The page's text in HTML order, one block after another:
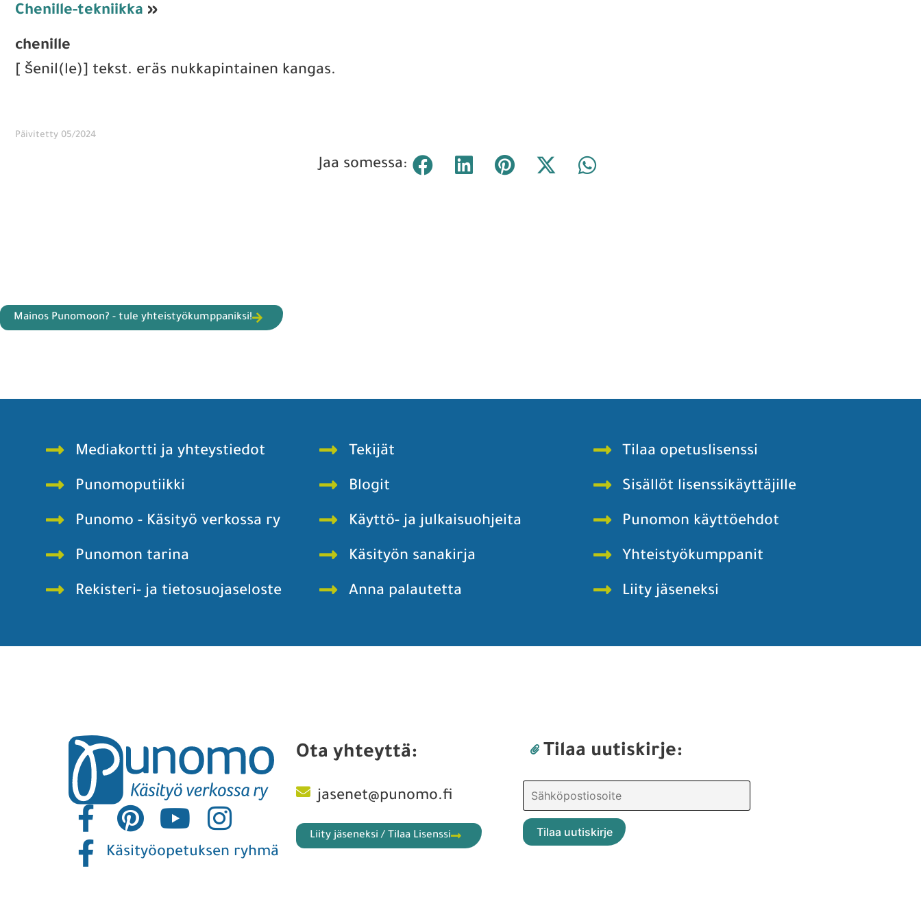
Chenille-tekniikka »
chenille
[ šenil(le)] tekst. eräs nukkapintainen kangas.
Päivitetty 05/2024
Jaa somessa:
Mainos Punomoon? - tule yhteistyökumppaniksi!
Mediakortti ja yhteystiedot
Punomoputiikki
Punomo - Käsityö verkossa ry
Punomon tarina
Rekisteri- ja tietosuojaseloste
Tekijät
Blogit
Käyttö- ja julkaisuohjeita
Käsityön sanakirja
Anna palautetta
Tilaa opetuslisenssi
Sisällöt lisenssikäyttäjille
Punomon käyttöehdot
Yhteistyökumppanit
Liity jäseneksi
Käsityöopetuksen ryhmä
Ota yhteyttä:
jasenet@punomo.fi
Liity jäseneksi / Tilaa Lisenssi
Tilaa uutiskirje: